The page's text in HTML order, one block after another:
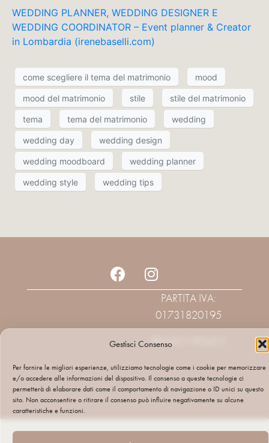
Gestisci Consenso
Per fornire le migliori esperienze, utilizziamo tecnologie come i cookie per memorizzare
e/o accedere alle informazioni del dispositivo. Il consenso a queste tecnologie ci
permetterà di elaborare dati come il comportamento di navigazione o ID unici su questo
sito. Non acconsentire o ritirare il consenso può influire negativamente su alcune
caratteristiche e funzioni.
WEDDING PLANNER, WEDDING DESIGNER E
WEDDING COORDINATOR – Event planner & Creator
in Lombardia (irenebaselli.com)
come scegliere il tema del matrimonio mood
mood del matrimonio stile stile del matrimonio
tema tema del matrimonio wedding
wedding day wedding design
wedding moodboard wedding planner
wedding style wedding tips
PARTITA IVA:
01731820195
PRIVACY POLICY